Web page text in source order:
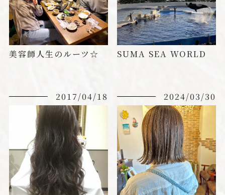
美容師人生のルーツ☆ SUMA SEA WORLD
2017/04/18 2024/03/30